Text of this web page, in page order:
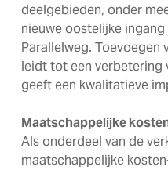
deelgebieden, onder
nieuwe oostelijke
Parallelweg. Toevoegen
leidt tot een verbetering
geeft een kwalitatieve
Maatschappelijke
Als onderdeel van de
maatschappelijke